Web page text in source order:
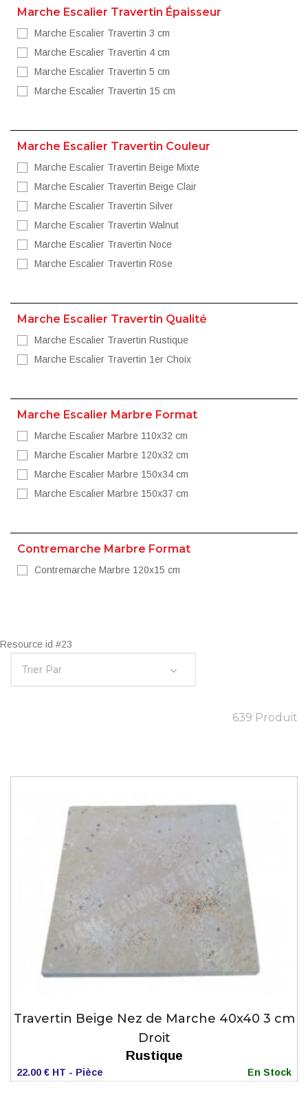
Marche Escalier Travertin Épaisseur
Marche Escalier Travertin 3 cm
Marche Escalier Travertin 4 cm
Marche Escalier Travertin 5 cm
Marche Escalier Travertin 15 cm
Marche Escalier Travertin Couleur
Marche Escalier Travertin Beige Mixte
Marche Escalier Travertin Beige Clair
Marche Escalier Travertin Silver
Marche Escalier Travertin Walnut
Marche Escalier Travertin Noce
Marche Escalier Travertin Rose
Marche Escalier Travertin Qualité
Marche Escalier Travertin Rustique
Marche Escalier Travertin 1er Choix
Marche Escalier Marbre Format
Marche Escalier Marbre 110x32 cm
Marche Escalier Marbre 120x32 cm
Marche Escalier Marbre 150x34 cm
Marche Escalier Marbre 150x37 cm
Contremarche Marbre Format
Contremarche Marbre 120x15 cm
Resource id #23
639 Produit
Travertin Beige Nez de Marche 40x40 3 cm
Droit
Rustique
22.00 € HT - Pièce En Stock